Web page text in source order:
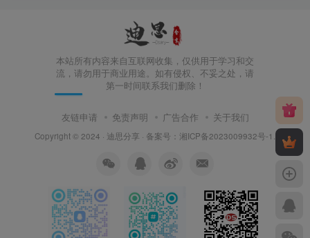
本站所有内容来自互联网收集，仅供用于学习和交
流，请勿用于商业用途。如有侵权、不妥之处，请
第一时间联系我们删除！
友链申请 免责声明 广告合作 关于我们
Copyright © 2024 · 迪思分享 · 备案号： 湘ICP备2023009932号-1